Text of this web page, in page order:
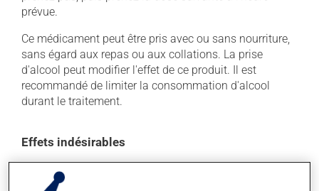
prévue.
Ce médicament peut être pris avec ou sans nourriture,
sans égard aux repas ou aux collations. La prise
d'alcool peut modifier l'effet de ce produit. Il est
recommandé de limiter la consommation d'alcool
durant le traitement.
Effets indésirables
En plus de ses effets recherchés, ce produit peut à
l'occasion entraîner certains effets indésirables (effets